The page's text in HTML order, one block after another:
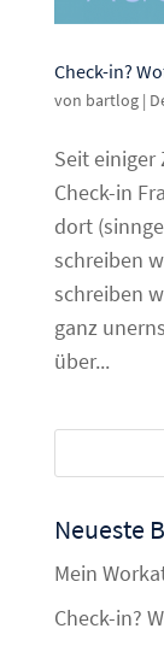
Check-in?
von bartlog|
Seit
Check-in
dort
schreiben
schreiben
ganz
über...
Neueste
Mein
Check-in?